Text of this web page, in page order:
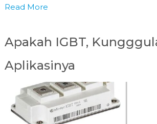
Read More
Apakah IGBT,
Aplikasinya